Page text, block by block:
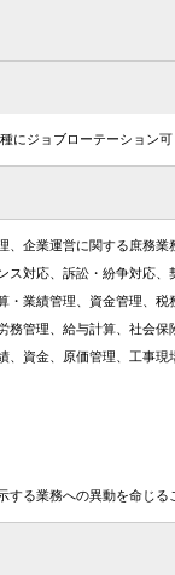
にジョブローテーション可
、企業運営に関する庶務
ス対応、訴訟・紛争対応、
・業績管理、資金管理、税
務管理、給与計算、社会保
、資金、原価管理、工事
する業務への異動を命じる